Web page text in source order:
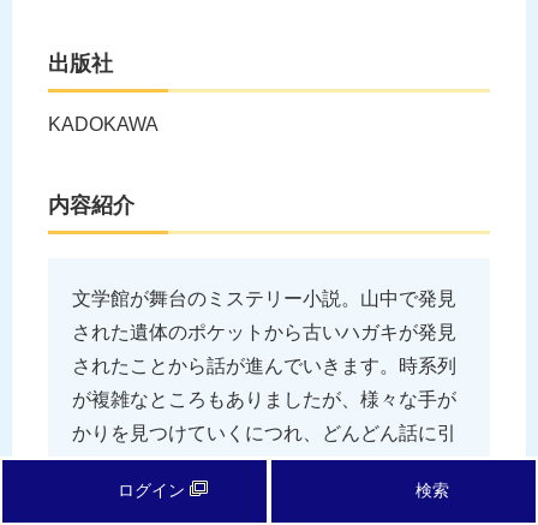
出版社
KADOKAWA
内容紹介
文学館が舞台のミステリー小説。山中で発見
された遺体のポケットから古いハガキが発見
されたことから話が進んでいきます。時系列
が複雑なところもありましたが、様々な手が
かりを見つけていくにつれ、どんどん話に引
き込まれてしまいました。
ログイン 検索